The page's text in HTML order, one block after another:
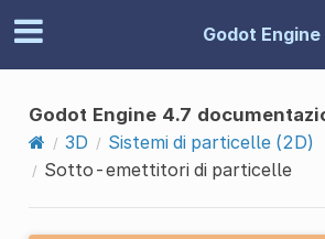
Godot Engine
Godot Engine 4.7
3D
Sistemi di particelle (2D)
Sotto-emettitori di particelle